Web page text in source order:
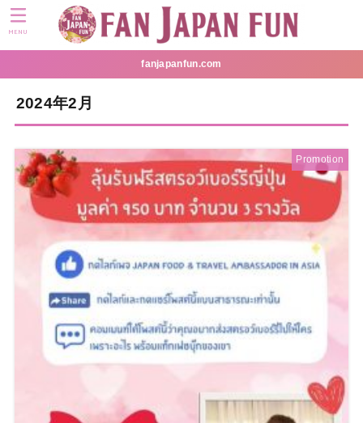
MENU
fanjapanfun.com
2024年2月
Promotion